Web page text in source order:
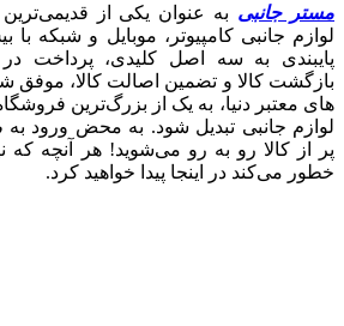
مستر جانبی به عنوان یکی از
لوازم جانبی کامپیوتر، موبایل و شبکه با
بازگشت کالا و تضمین اصالت کالا، موفق
های معتبر دنیا، به یک از بزرگ‌ترین
لوازم جانبی تبدیل شود. به محض ورود به
پر از کالا رو به رو می‌شوید! هر آنچه که
خطور می‌کند در اینجا پیدا خواهید کرد.